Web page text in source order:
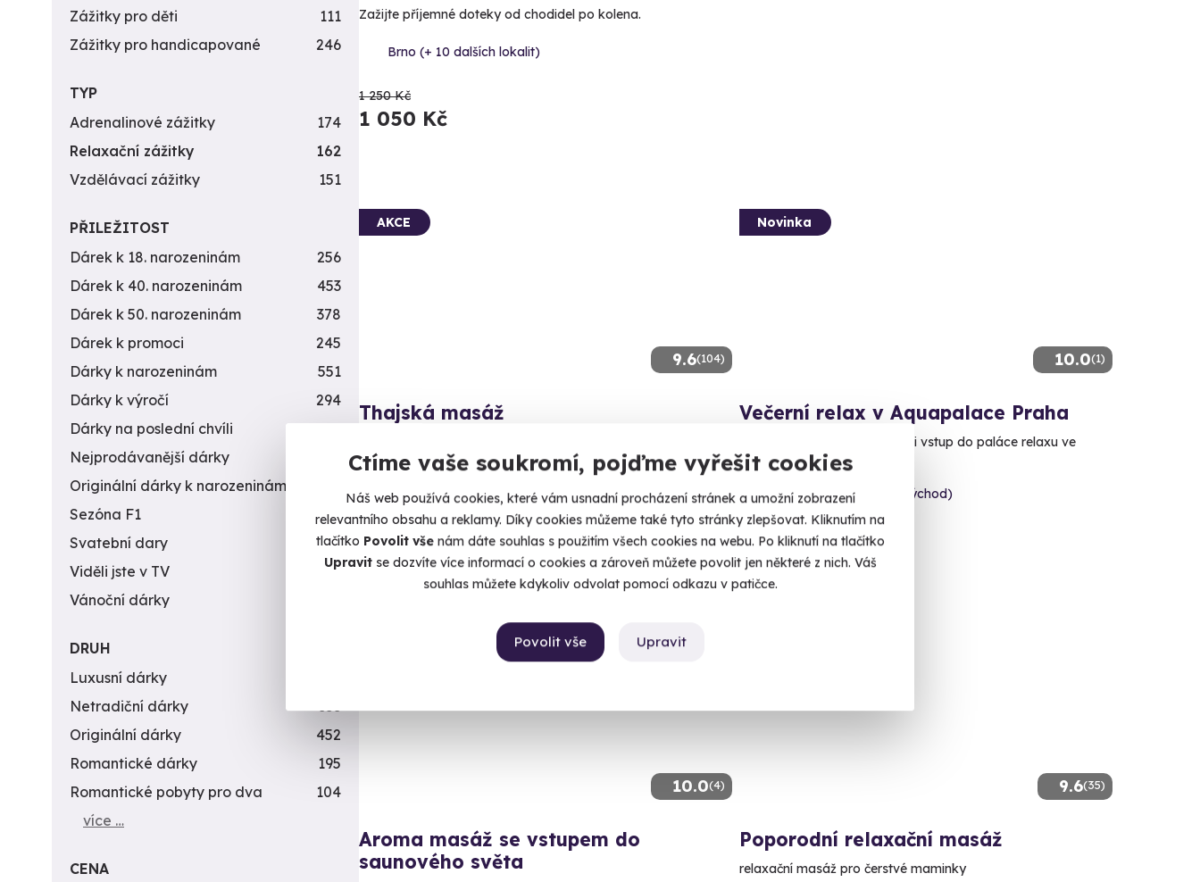
Ctíme vaše soukromí, pojďme vyřešit cookies
Náš web používá cookies, které vám usnadní procházení stránek a umožní zobrazení
relevantního obsahu a reklamy. Díky cookies můžeme také tyto stránky zlepšovat. Kliknutím na
tlačítko Povolit vše nám dáte souhlas s použitím všech cookies na webu. Po kliknutí na tlačítko
Upravitse dozvíte více informací o cookies a zároveň můžete povolit jen některé z nich. Váš
souhlas můžete kdykoliv odvolat pomocí odkazu v patičce.
Upravit
Povolit vše
Zažijte příjemné doteky od chodidel po kolena.
Brno (+ 10 dalších lokalit)
1 250 Kč
1 050 Kč
9.6(104)
AKCE
Thajská masáž
1 750 Kč
1 650 Kč
10.0(1)
Novinka
Večerní relax v Aquapalace Praha
Saunový svět, aroma masáž i vstup do paláce relaxu ve
vodním světě
Praha Čestlice (Praha-východ)
1 780 Kč
10.0(4)
Aroma masáž se vstupem do
saunového světa
9.6(35)
Poporodní relaxační masáž
relaxační masáž pro čerstvé maminky
Zážitky pro děti
111
Zážitky pro handicapované
246
TYP
Adrenalinové zážitky
174
Relaxační zážitky
162
Vzdělávací zážitky
151
PŘILEŽITOST
Dárek k 18. narozeninám
256
Dárek k 40. narozeninám
453
Dárek k 50. narozeninám
378
Dárek k promoci
245
Dárky k narozeninám
551
Dárky k výročí
294
Dárky na poslední chvíli
450
Nejprodávanější dárky
Originální dárky k narozeninám
Sezóna F1
4
Svatební dary
196
Viděli jste v TV
31
Vánoční dárky
DRUH
Luxusní dárky
Netradiční dárky
353
Originální dárky
452
Romantické dárky
195
Romantické pobyty pro dva
104
více …
CENA